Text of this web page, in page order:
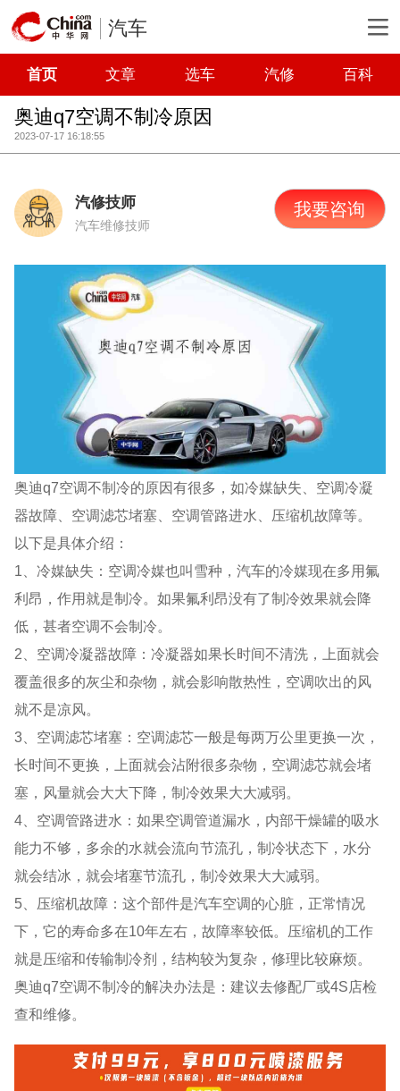
汽车
首页 文章 选车 汽修 百科
奥迪q7空调不制冷原因
2023-07-17 16:18:55
汽修技师
汽车维修技师
我要咨询
奥迪q7空调不制冷的原因有很多，如冷媒缺失、空调冷凝
器故障、空调滤芯堵塞、空调管路进水、压缩机故障等。
以下是具体介绍：
1、冷媒缺失：空调冷媒也叫雪种，汽车的冷媒现在多用氟
利昂，作用就是制冷。如果氟利昂没有了制冷效果就会降
低，甚者空调不会制冷。
2、空调冷凝器故障：冷凝器如果长时间不清洗，上面就会
覆盖很多的灰尘和杂物，就会影响散热性，空调吹出的风
就不是凉风。
3、空调滤芯堵塞：空调滤芯一般是每两万公里更换一次，
长时间不更换，上面就会沾附很多杂物，空调滤芯就会堵
塞，风量就会大大下降，制冷效果大大减弱。
4、空调管路进水：如果空调管道漏水，内部干燥罐的吸水
能力不够，多余的水就会流向节流孔，制冷状态下，水分
就会结冰，就会堵塞节流孔，制冷效果大大减弱。
5、压缩机故障：这个部件是汽车空调的心脏，正常情况
下，它的寿命多在10年左右，故障率较低。压缩机的工作
就是压缩和传输制冷剂，结构较为复杂，修理比较麻烦。
奥迪q7空调不制冷的解决办法是：建议去修配厂或4S店检
查和维修。